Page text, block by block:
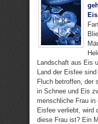
Eis
Landschaft aus Eis
Land der Eisfee
Fluch betroffen, der
in Schnee und Eis
menschliche Frau in
Eisfee verliebt, wird
diese Frau ist? Ein